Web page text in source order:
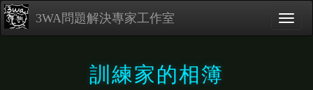
3WA問題解決專家工作室
訓練家的相簿